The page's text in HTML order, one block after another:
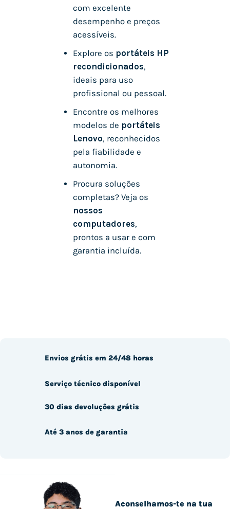
com excelente
desempenho e preços
acessíveis.
Explore os portáteis HP
recondicionados,
ideais para uso
profissional ou pessoal.
Encontre os melhores
modelos de portáteis
Lenovo, reconhecidos
pela fiabilidade e
autonomia.
Procura soluções
completas? Veja os
nossos
computadores,
prontos a usar e com
garantia incluída.
Aconselhamos-te na tua
Envios grátis em 24/48 horas
Serviço técnico disponível
30 dias devoluções grátis
Até 3 anos de garantia